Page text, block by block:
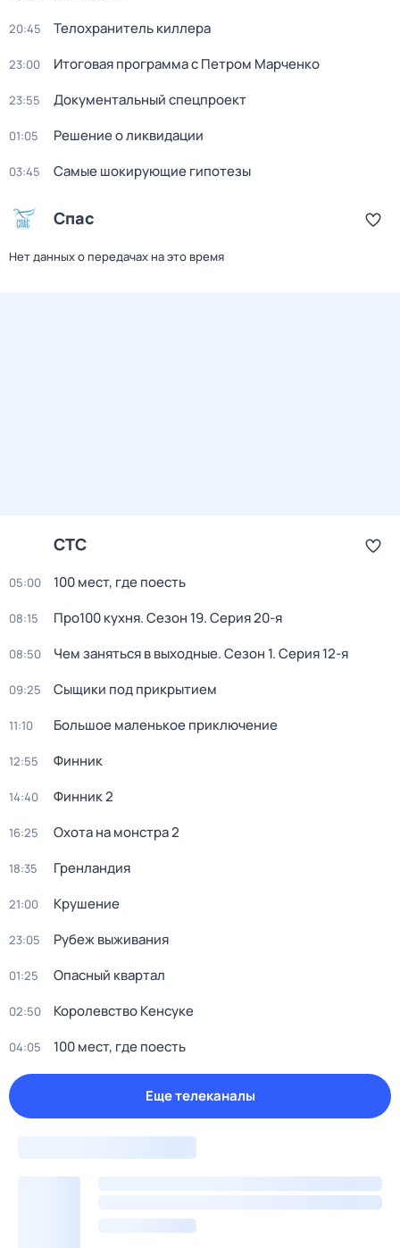
20:45 Телохранитель киллера
23:00 Итоговая программа с Петром Марченко
23:55 Документальный спецпроект
01:05 Решение о ликвидации
03:45 Самые шoкиpующие гипотезы
Спас
Нет данных о передачах на это время
СТС
05:00 100 мест, где поесть
08:15 Про100 кухня. Сезон 19. Серия 20-я
08:50 Чем заняться в выходные. Сезон 1. Серия 12-я
09:25 Сыщики под прикрытием
11:10 Большое маленькое приключение
12:55 Финник
14:40 Финник 2
16:25 Охота на монстра 2
18:35 Гренландия
21:00 Крушение
23:05 Рубеж выживания
01:25 Опасный квартал
02:50 Королевство Кенсуке
04:05 100 мест, где поесть
Еще телеканалы